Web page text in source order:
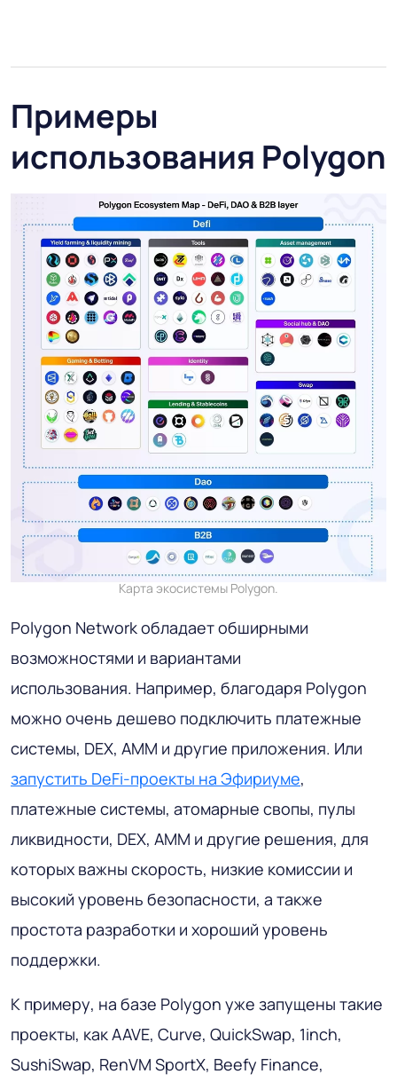
Примеры
использования Polygon
Карта экосистемы Polygon.
Polygon Network обладает обширными
возможностями и вариантами
использования. Например, благодаря Polygon
можно очень дешево подключить платежные
системы, DEX, AMM и другие приложения. Или
запустить DeFi-проекты на Эфириуме,
платежные системы, атомарные свопы, пулы
ликвидности, DEX, AMM и другие решения, для
которых важны скорость, низкие комиссии и
высокий уровень безопасности, а также
простота разработки и хороший уровень
поддержки.
К примеру, на базе Polygon уже запущены такие
проекты, как AAVE, Curve, QuickSwap, 1inch,
SushiSwap, RenVM SportX, Beefy Finance,